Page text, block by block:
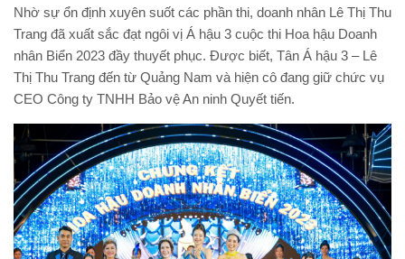
Nhờ sự ổn định xuyên suốt các phần thi, doanh nhân Lê Thị Thu
Trang đã xuất sắc đạt ngôi vị Á hậu 3 cuộc thi Hoa hậu Doanh
nhân Biển 2023 đầy thuyết phục. Được biết, Tân Á hậu 3 – Lê
Thị Thu Trang đến từ Quảng Nam và hiện cô đang giữ chức vụ
CEO Công ty TNHH Bảo vệ An ninh Quyết tiến.